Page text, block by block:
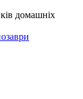
домашніх